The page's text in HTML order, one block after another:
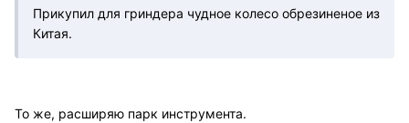
Прикупил для гриндера чудное колесо обрезиненое из
Китая.
То же, расширяю парк инструмента.